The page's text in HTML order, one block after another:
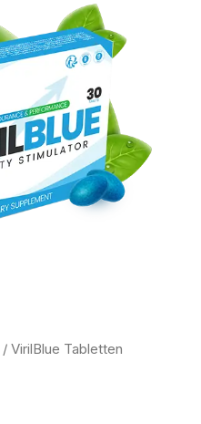
/ VirilBlue Tabletten